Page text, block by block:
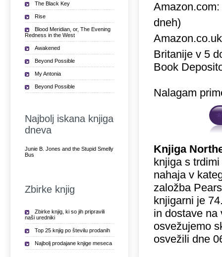
Amazon.com:
dneh)
Britanije v 5
Book
Nalagam
Knjiga
knjiga s
nahaja v
založba
knjigarni je
in dostave na
osvežujemo
osvežili dne
The Black Key
Rise
Blood Meridian, or, The Evening
Redness in the West
Awakened
Beyond Possible
My Antonia
Beyond Possible
Najbolj iskana knjiga
dneva
Junie B. Jones and the Stupid Smelly
Bus
Zbirke knjig
Zbirke knjig, ki so jih pripravili
naši uredniki
Top 25 knjig po številu prodanih
Najbolj prodajane knjige meseca